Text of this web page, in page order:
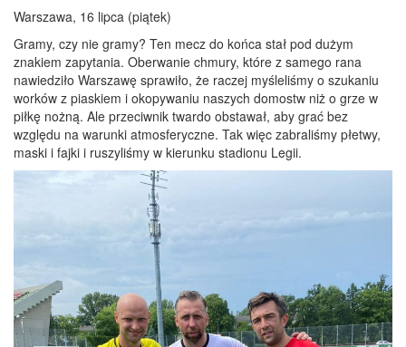
Warszawa, 16 lipca (piątek)
Gramy, czy nie gramy? Ten mecz do końca stał pod dużym
znakiem zapytania. Oberwanie chmury, które z samego rana
nawiedziło Warszawę sprawiło, że raczej myśleliśmy o szukaniu
worków z piaskiem i okopywaniu naszych domostw niż o grze w
piłkę nożną. Ale przeciwnik twardo obstawał, aby grać bez
względu na warunki atmosferyczne. Tak więc zabraliśmy płetwy,
maski i fajki i ruszyliśmy w kierunku stadionu Legii.